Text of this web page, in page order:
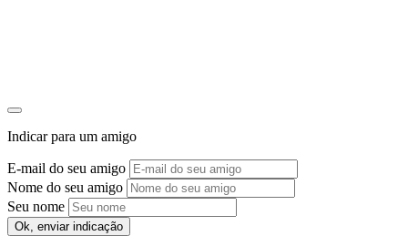
Indicar para um amigo
E-mail do seu amigo
Nome do seu amigo
Seu nome
Ok, enviar indicação